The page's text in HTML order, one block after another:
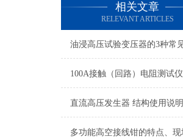
相关文章
RELEVANT ARTICLES
直流高压发生器 结构使用说明